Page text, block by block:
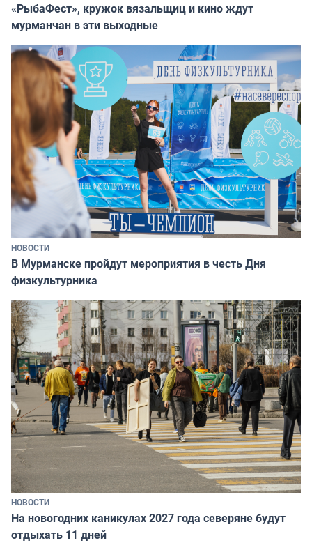
«РыбаФест», кружок вязальщиц и кино ждут
мурманчан в эти выходные
НОВОСТИ
В Мурманске пройдут мероприятия в честь Дня
физкультурника
НОВОСТИ
На новогодних каникулах 2027 года северяне будут
отдыхать 11 дней